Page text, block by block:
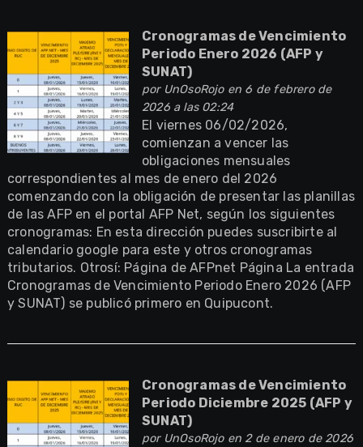
Cronogramas de Vencimiento
Periodo Enero 2026 (AFP y
SUNAT)
por UnOsoRojoen 6 de febrero de
2026 a las 02:24
El viernes 06/02/2026,
comienzan a vencer las
obligaciones mensuales
correspondientes al mes de enero del 2026
comenzando con la obligación de presentar las planillas
de las AFP en el portal AFP Net, según los siguientes
cronogramas: En esta dirección puedes suscribirte al
calendario google para este y otros cronogramas
tributarios. Otrosí: Página de AFPnet Página La entrada
Cronogramas de Vencimiento Periodo Enero 2026 (AFP
y SUNAT) se publicó primero en Quipucont.
Cronogramas de Vencimiento
Periodo Diciembre 2025 (AFP y
SUNAT)
por UnOsoRojoen 2 de enero de 2026